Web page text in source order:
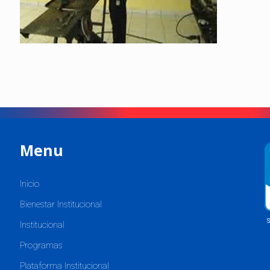
Menu
Inicio
Bienestar Institucional
Institucional
Programas
Plataforma Institucional